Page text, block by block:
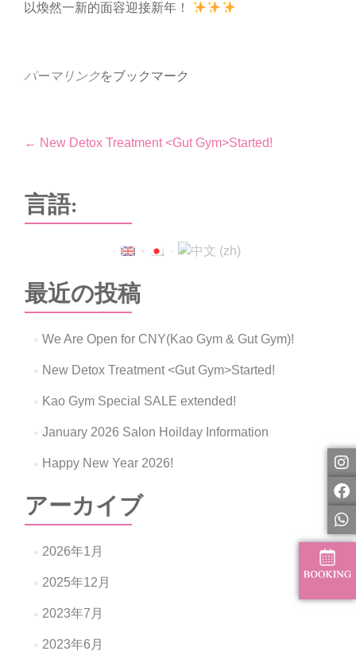
以煥然一新的面容迎接新年！
パーマリンクをブックマーク
投
ナ
ビ
ー
シ
ョ
ン
← New Detox Treatment <Gut Gym>Started!
言語:
最近の投稿
We Are Open for CNY(Kao Gym & Gut Gym)!
New Detox Treatment <Gut Gym>Started!
Kao Gym Special SALE extended!
January 2026 Salon Hoilday Information
Happy New Year 2026!
アーカイブ
2026年1月
2025年12月
2023年7月
2023年6月